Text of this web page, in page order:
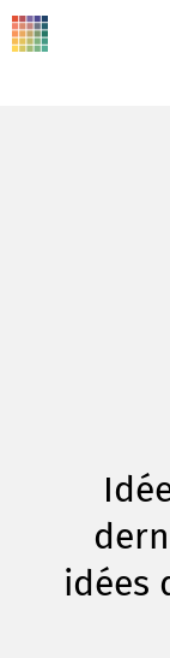
idées